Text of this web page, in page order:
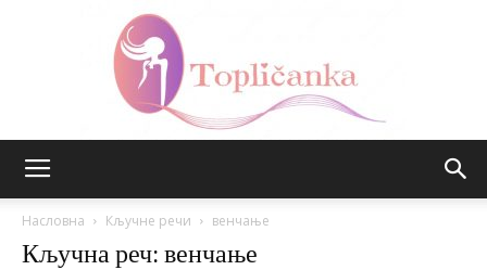
Насловна Кључне речи венчање
Кључна реч: венчање